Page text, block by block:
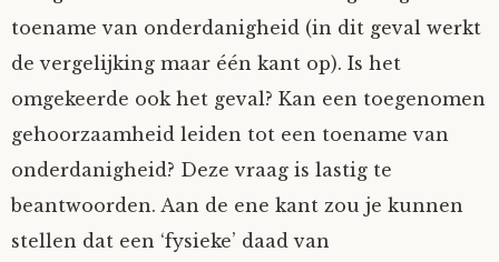
toename van onderdanigheid (in dit geval werkt
de vergelijking maar één kant op). Is het
omgekeerde ook het geval? Kan een toegenomen
gehoorzaamheid leiden tot een toename van
onderdanigheid? Deze vraag is lastig te
beantwoorden. Aan de ene kant zou je kunnen
stellen dat een ‘fysieke’ daad van